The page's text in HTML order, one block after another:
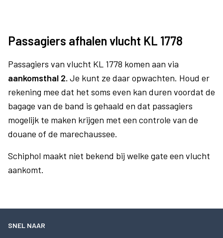
Passagiers afhalen vlucht KL 1778
Passagiers van vlucht KL 1778 komen aan via
aankomsthal 2. Je kunt ze daar opwachten. Houd er
rekening mee dat het soms even kan duren voordat de
bagage van de band is gehaald en dat passagiers
mogelijk te maken krijgen met een controle van de
douane of de marechaussee.
Schiphol maakt niet bekend bij welke gate een vlucht
aankomt.
SNEL NAAR